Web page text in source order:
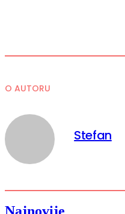
O AUTORU
Stefan